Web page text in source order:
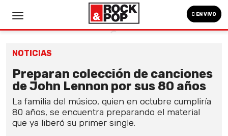
EN VIVO
NOTICIAS
Preparan colección de canciones
de John Lennon por sus 80 años
La familia del músico, quien en octubre cumpliría
80 años, se encuentra preparando el material
que ya liberó su primer single.